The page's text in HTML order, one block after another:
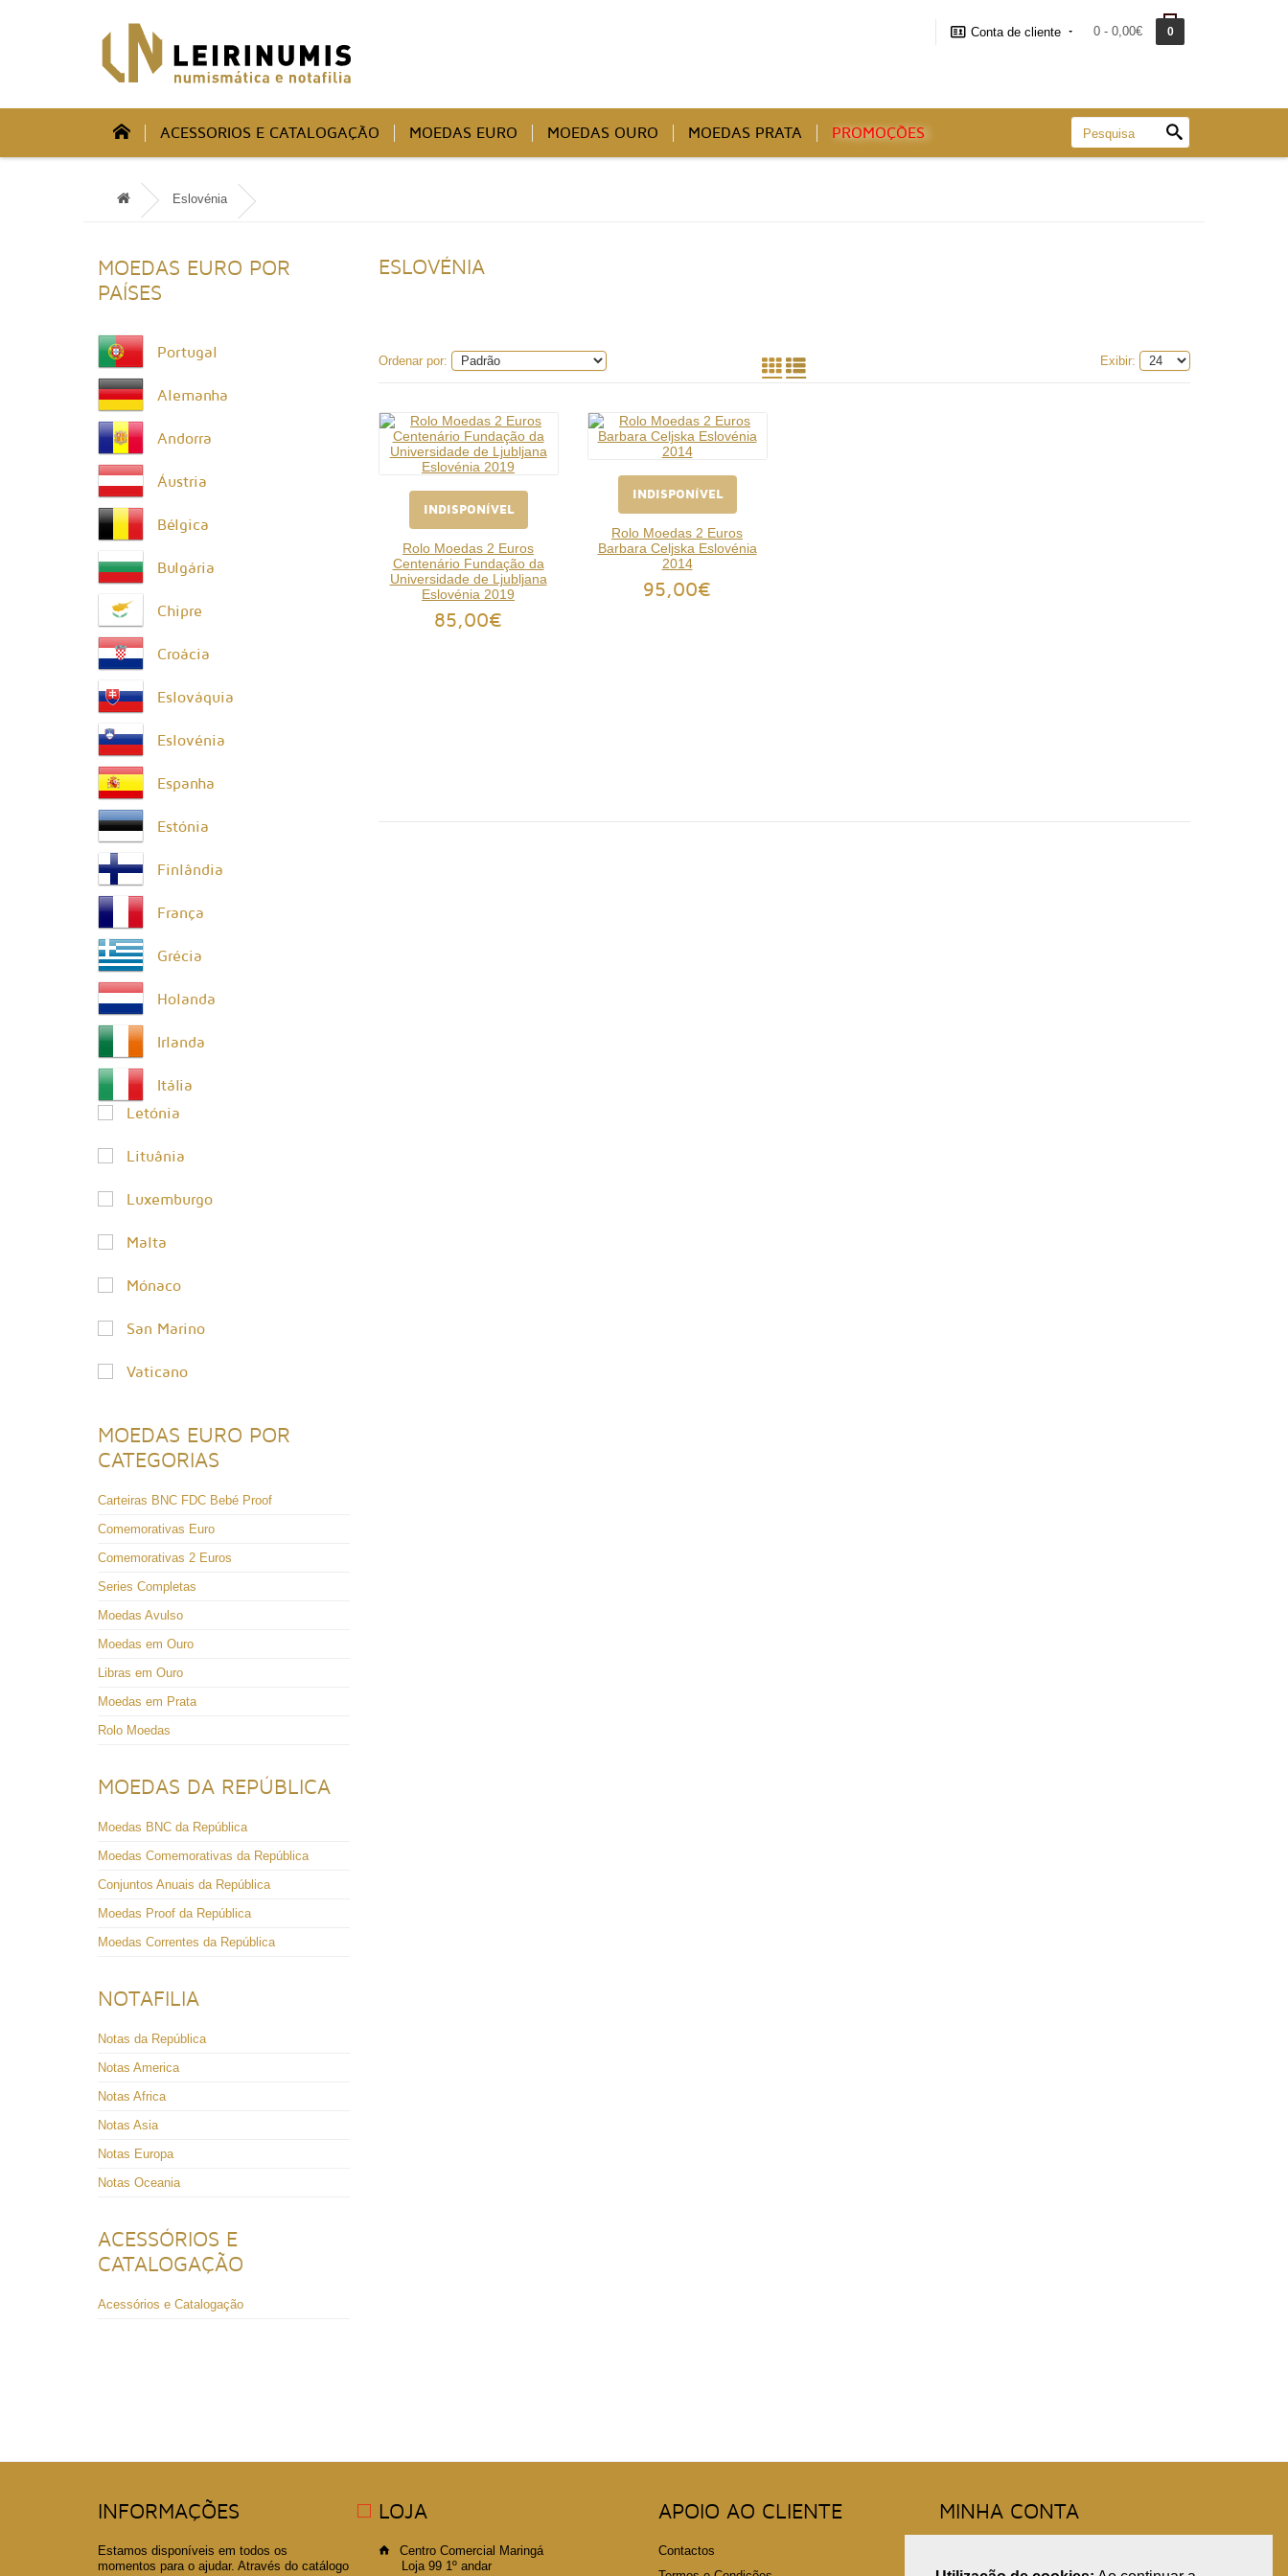
Conta de cliente 0 - 0,00€ 0
ACESSORIOS E CATALOGAÇÃO MOEDAS EURO MOEDAS OURO MOEDAS PRATA PROMOÇÕES
Eslovénia
MOEDAS EURO POR
PAÍSES
Portugal
Alemanha
Andorra
Áustria
Bélgica
Bulgária
Chipre
Croácia
Eslováquia
Eslovénia
Espanha
Estónia
Finlândia
França
Grécia
Holanda
Irlanda
Itália
Letónia
Lituânia
Luxemburgo
Malta
Mónaco
San Marino
Vaticano
MOEDAS EURO POR
CATEGORIAS
Carteiras BNC FDC Bebé Proof
Comemorativas Euro
Comemorativas 2 Euros
Series Completas
Moedas Avulso
Moedas em Ouro
Libras em Ouro
Moedas em Prata
Rolo Moedas
MOEDAS DA REPÚBLICA
Moedas BNC da República
Moedas Comemorativas da República
Conjuntos Anuais da República
Moedas Proof da República
Moedas Correntes da República
NOTAFILIA
Notas da República
Notas America
Notas Africa
Notas Asia
Notas Europa
Notas Oceania
ACESSÓRIOS E
CATALOGAÇÃO
Acessórios e Catalogação
ESLOVÉNIA
Ordenar por: Exibir:
INDISPONÍVEL
Rolo Moedas 2 Euros
Centenário Fundação da
Universidade de Ljubljana
Eslovénia 2019
85,00€
INDISPONÍVEL
Rolo Moedas 2 Euros
Barbara Celjska Eslovénia
2014
95,00€
INFORMAÇÕES
Estamos disponíveis em todos os
momentos para o ajudar. Através do catálogo
LOJA
Centro Comercial Maringá
Loja 99 1º andar
APOIO AO CLIENTE
Contactos
MINHA CONTA